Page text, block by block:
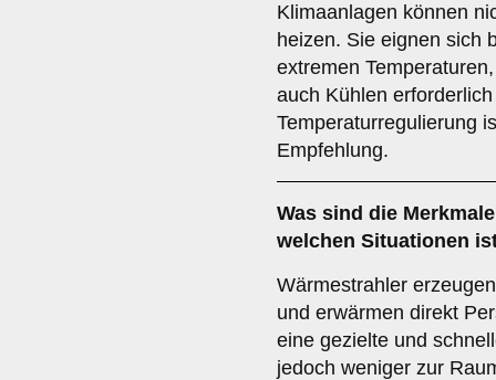
Klimaanlagen können
heizen. Sie eignen sich
extremen
auch Kühlen
Temperaturregulierung
Empfehlung.
Was sind die
welchen Situationen
Wärmestrahler
und erwärmen direkt
eine gezielte und
jedoch weniger zur